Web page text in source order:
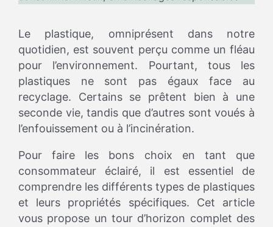
Le plastique, omniprésent dans notre
quotidien, est souvent perçu comme un fléau
pour l’environnement. Pourtant, tous les
plastiques ne sont pas égaux face au
recyclage. Certains se prêtent bien à une
seconde vie, tandis que d’autres sont voués à
l’enfouissement ou à l’incinération.
Pour faire les bons choix en tant que
consommateur éclairé, il est essentiel de
comprendre les différents types de plastiques
et leurs propriétés spécifiques. Cet article
vous propose un tour d’horizon complet des